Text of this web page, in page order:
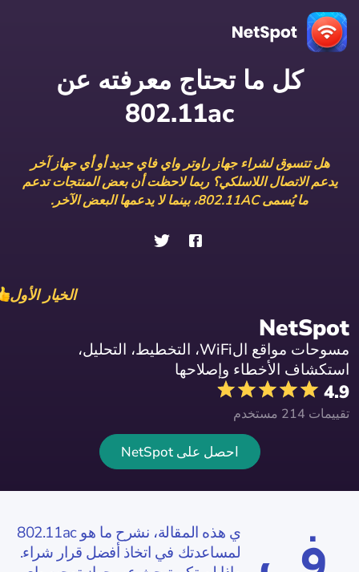
كل ما تحتاج معرفته عن
802.11ac
هل تتسوق لشراء جهاز راوتر واي فاي جديد أو أي جهاز آخر
يدعم الاتصال اللاسلكي؟ ربما لاحظت أن بعض المنتجات تدعم
ما يُسمى 802.11AC، بينما لا يدعمها البعض الآخر.
الخيار الأول
NetSpot
مسوحات مواقع الWiFi، التخطيط، التحليل،
استكشاف الأخطاء وإصلاحها
4.9
تقييمات 214 مستخدم
احصل على NetSpot
ي هذه المقالة، نشرح ما هو 802.11ac
لمساعدتك في اتخاذ أفضل قرار شراء.